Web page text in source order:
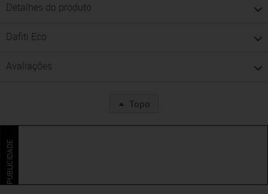
Detalhes do produto
Dafiti Eco
Avaliações
Topo
PUBLICIDADE